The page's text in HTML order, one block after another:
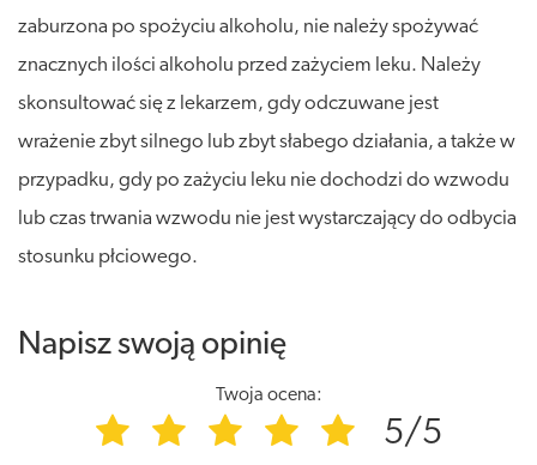
zaburzona po spożyciu alkoholu, nie należy spożywać
znacznych ilości alkoholu przed zażyciem leku. Należy
skonsultować się z lekarzem, gdy odczuwane jest
wrażenie zbyt silnego lub zbyt słabego działania, a także w
przypadku, gdy po zażyciu leku nie dochodzi do wzwodu
lub czas trwania wzwodu nie jest wystarczający do odbycia
stosunku płciowego.
Napisz swoją opinię
Twoja ocena:
5/5